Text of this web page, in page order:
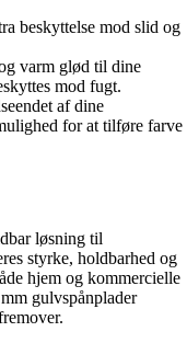
beskyttelse mod slid og
varm glød til dine
mod fugt.
af dine
for at tilføre farve
løsning til
styrke, holdbarhed og
hjem og kommercielle
gulvspånplader